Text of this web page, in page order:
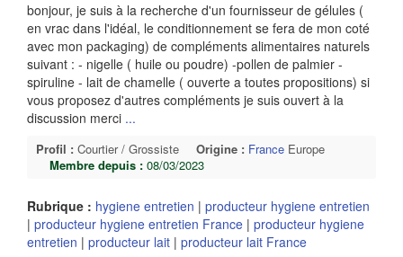
bonjour, je suis à la recherche d'un fournisseur de gélules (
en vrac dans l'idéal, le conditionnement se fera de mon coté
avec mon packaging) de compléments alimentaires naturels
suivant : - nigelle ( huile ou poudre) -pollen de palmier -
spiruline - lait de chamelle ( ouverte a toutes propositions) si
vous proposez d'autres compléments je suis ouvert à la
discussion merci ...
Profil : Courtier / Grossiste Origine : France Europe
Membre depuis : 08/03/2023
Rubrique : hygiene entretien | producteur hygiene entretien
| producteur hygiene entretien France | producteur hygiene
entretien | producteur lait | producteur lait France